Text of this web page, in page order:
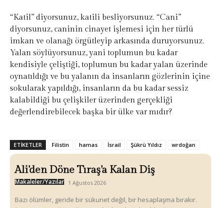
“Katil” diyorsunuz, katili besliyorsunuz. “Cani”
diyorsunuz, caninin cinayet işlemesi için her türlü
imkan ve olanağı örgütleyip arkasında duruyorsunuz.
Yalan söylüyorsunuz, yani toplumun bu kadar
kendisiyle çeliştiği, toplumun bu kadar yalan üzerinde
oynatıldığı ve bu yalanın da insanların gözlerinin içine
sokularak yapıldığı, insanların da bu kadar sessiz
kalabildiği bu çelişkiler üzerinden gerçekliği
değerlendirebilecek başka bir ülke var mıdır?
ETIKETLER Filistin hamas İsrail Şükrü Yıldız wrdoğan
Ali’den Döne Tıraş’a Kalan Diş
Makaleler/Yazılar 1 Ağustos 2026
Bazı ölümler, geride bir sükunet değil, bir hesaplaşma bırakır.